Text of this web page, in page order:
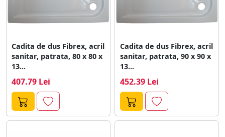
Cadita de dus Fibrex, acril
sanitar, patrata, 80 x 80 x
13...
407.79 Lei
Cadita de dus Fibrex, acril
sanitar, patrata, 90 x 90 x
13...
452.39 Lei